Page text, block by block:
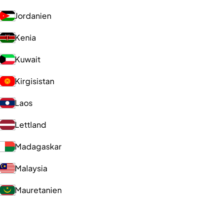
Jordanien
Kenia
Kuwait
Kirgisistan
Laos
Lettland
Madagaskar
Malaysia
Mauretanien